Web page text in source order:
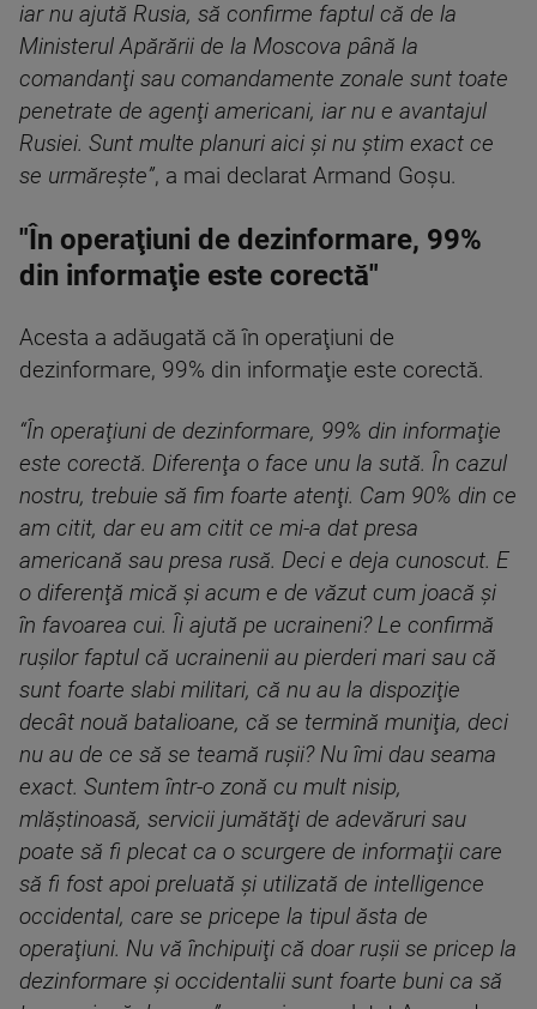
iar nu ajută Rusia, să confirme faptul că de la
Ministerul Apărării de la Moscova până la
comandanţi sau comandamente zonale sunt toate
penetrate de agenţi americani, iar nu e avantajul
Rusiei. Sunt multe planuri aici şi nu ştim exact ce
se urmăreşte”, a mai declarat Armand Goşu.
"În operaţiuni de dezinformare, 99%
din informaţie este corectă"
Acesta a adăugată că în operaţiuni de
dezinformare, 99% din informaţie este corectă.
“În operaţiuni de dezinformare, 99% din informaţie
este corectă. Diferenţa o face unu la sută. În cazul
nostru, trebuie să fim foarte atenţi. Cam 90% din ce
am citit, dar eu am citit ce mi-a dat presa
americană sau presa rusă. Deci e deja cunoscut. E
o diferenţă mică şi acum e de văzut cum joacă şi
în favoarea cui. Îi ajută pe ucraineni? Le confirmă
ruşilor faptul că ucrainenii au pierderi mari sau că
sunt foarte slabi militari, că nu au la dispoziţie
decât nouă batalioane, că se termină muniţia, deci
nu au de ce să se teamă ruşii? Nu îmi dau seama
exact. Suntem într-o zonă cu mult nisip,
mlăştinoasă, servicii jumătăţi de adevăruri sau
poate să fi plecat ca o scurgere de informaţii care
să fi fost apoi preluată şi utilizată de intelligence
occidental, care se pricepe la tipul ăsta de
operaţiuni. Nu vă închipuiţi că doar ruşii se pricep la
dezinformare şi occidentalii sunt foarte buni ca să